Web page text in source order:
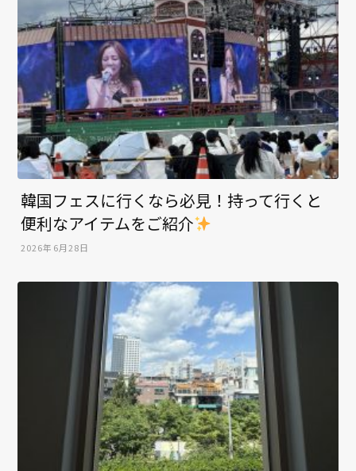
韓国フェスに行くなら必見！持って行くと
便利なアイテムをご紹介
2026年6月28日